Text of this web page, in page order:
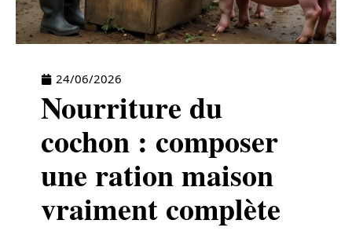
24/06/2026
Nourriture du
cochon : composer
une ration maison
vraiment complète